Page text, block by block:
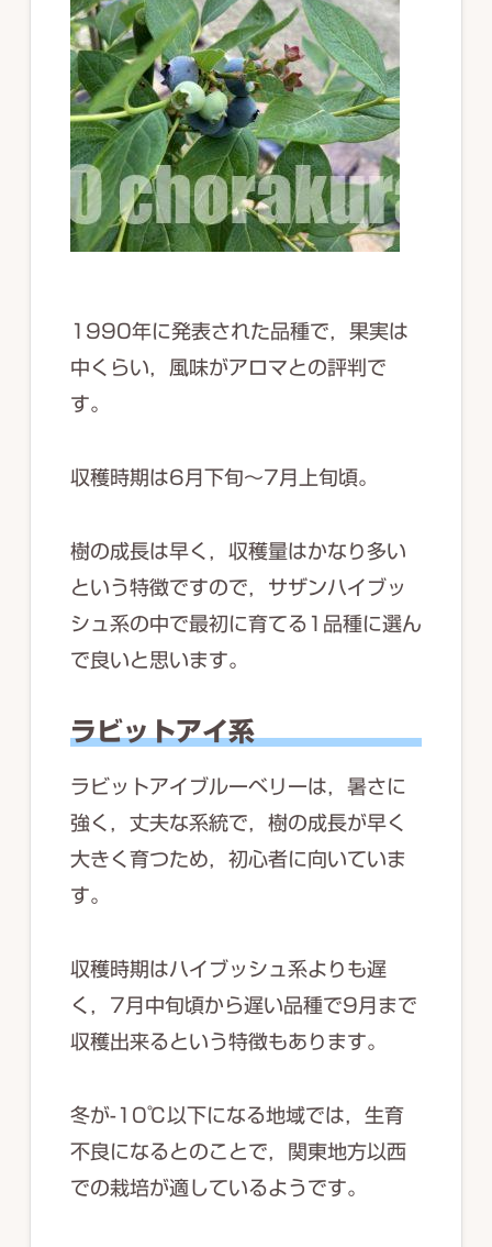
1990年に発表された品種で，果実は
中くらい，風味がアロマとの評判で
す。
収穫時期は6月下旬～7月上旬頃。
樹の成長は早く，収穫量はかなり多い
という特徴ですので，サザンハイブッ
シュ系の中で最初に育てる1品種に選ん
で良いと思います。
ラビットアイ系
ラビットアイブルーベリーは，暑さに
強く，丈夫な系統で，樹の成長が早く
大きく育つため，初心者に向いていま
す。
収穫時期はハイブッシュ系よりも遅
く，7月中旬頃から遅い品種で9月まで
収穫出来るという特徴もあります。
冬が-10℃以下になる地域では，生育
不良になるとのことで，関東地方以西
での栽培が適しているようです。